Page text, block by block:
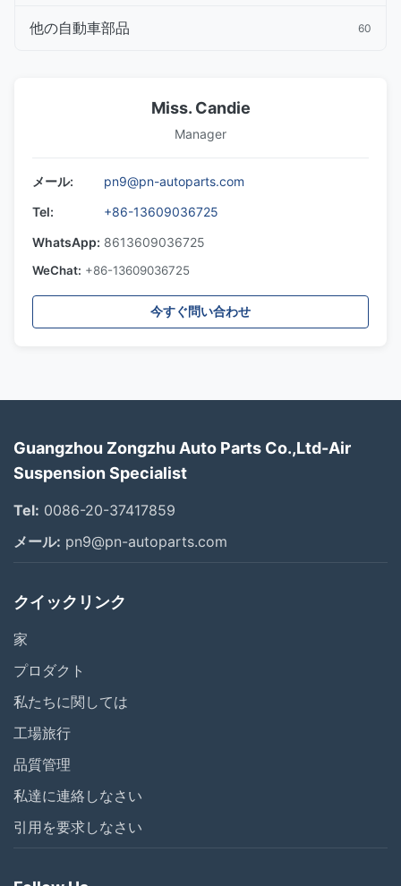
他の自動車部品 60
Miss. Candie
Manager
メール:
pn9@pn-autoparts.com
Tel:
+86-13609036725
WhatsApp: 8613609036725
WeChat: +86-13609036725
今すぐ問い合わせ
Guangzhou Zongzhu Auto Parts Co.,Ltd-Air
Suspension Specialist
Tel: 0086-20-37417859
メール: pn9@pn-autoparts.com
クイックリンク
家
プロダクト
私たちに関しては
工場旅行
品質管理
私達に連絡しなさい
引用を要求しなさい